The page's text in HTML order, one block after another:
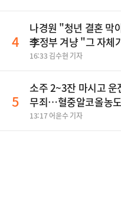
4
나경원 "청년 결혼
李정부 겨냥 "그 자체
티"
16:33 김수현 기자
5
소주 2~3잔 마시고 운
무죄…혈중알코올농
13:17 어윤수 기자